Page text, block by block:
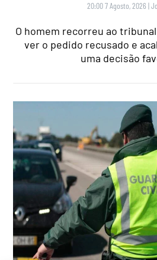
20:00 7 Agosto, 2026 |
O homem recorreu ao
ver o pedido recusado e
uma decisão